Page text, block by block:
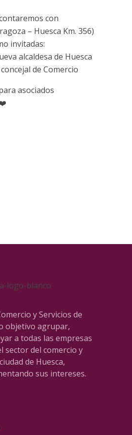
con
– Huesca Km. 356)
invitadas:
alcaldesa de Huesca
de Comercio
asociados
y Servicios de
objetivo agrupar,
a todas las empresas
sector del comercio y
de Huesca,
sus intereses.